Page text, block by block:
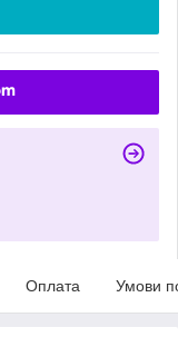
Оплата Умови